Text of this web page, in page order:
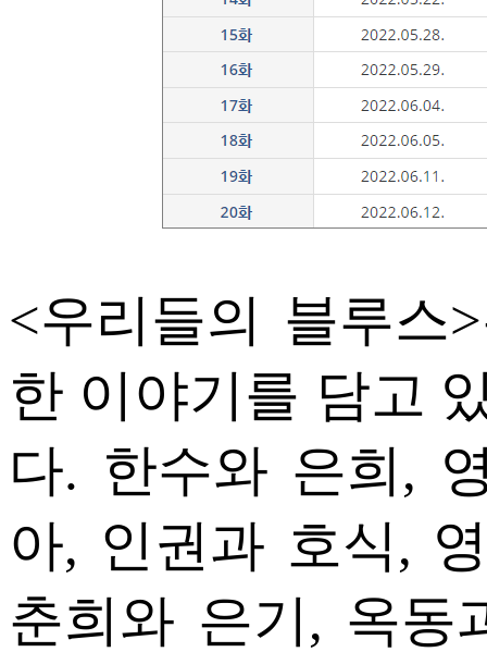
<우리들의 블루스
한 이야기를 담고
다. 한수와 은희,
아, 인권과 호식,
춘희와 은기, 옥동